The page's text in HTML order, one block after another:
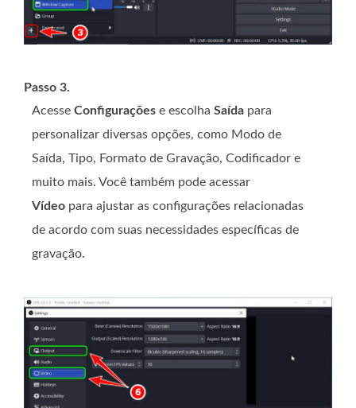
Passo 3.
Acesse Configurações e escolha Saída para
personalizar diversas opções, como Modo de
Saída, Tipo, Formato de Gravação, Codificador e
muito mais. Você também pode acessar
Vídeo para ajustar as configurações relacionadas
de acordo com suas necessidades específicas de
gravação.